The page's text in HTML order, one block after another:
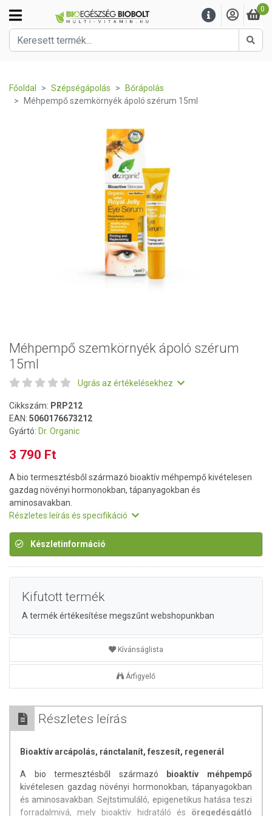
0
Főoldal Szépségápolás
Bőrápolás
Méhpempő szemkörnyék ápoló szérum 15ml
Méhpempő szemkörnyék ápoló szérum
15ml
Ugrás az értékelésekhez
Cikkszám: PRP212
EAN: 5060176673212
Gyártó: Dr. Organic
3 790 Ft
A bio termesztésből származó bioaktív méhpempő kivételesen
gazdag növényi hormonokban, tápanyagokban és
aminosavakban.
Részletes leírás és specifikáció
Készletinformáció
Kifutott termék
A termék értékesítése megszűnt webshopunkban
Kívánságlista
Árfigyelő
Részletes leírás
Bioaktív arcápolás, ránctalanít, feszesít, regenerál
A bio termesztésből származó
bioaktív méhpempő
kivételesen gazdag növényi hormonokban, tápanyagokban
és aminosavakban. Sejtstimuláló, epigenetikus hatása teszi
forradalmivá, mely bioaktív hidratáló és öregedésgátló